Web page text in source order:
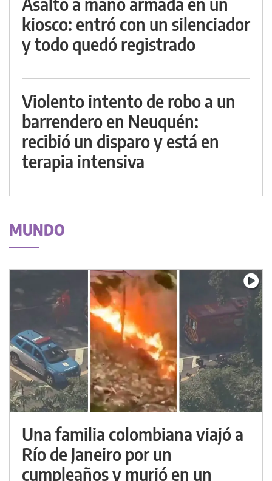
kiosco: entró con un silenciador
y todo quedó registrado
Violento intento de robo a un
barrendero en Neuquén:
recibió un disparo y está en
terapia intensiva
MUNDO
Una familia colombiana viajó a
Río de Janeiro por un
cumpleaños y murió en un